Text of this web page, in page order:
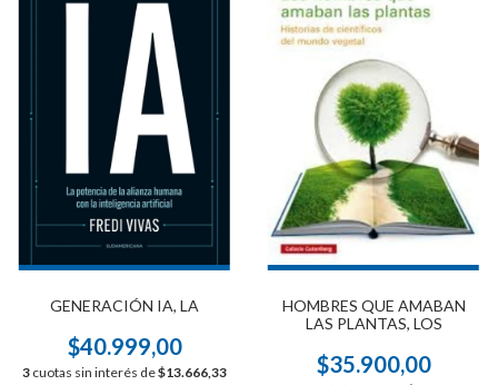
GENERACIÓN IA, LA
$40.999,00
3 cuotas sin interés de$13.666,33
HOMBRES QUE AMABAN
LAS PLANTAS, LOS
$35.900,00